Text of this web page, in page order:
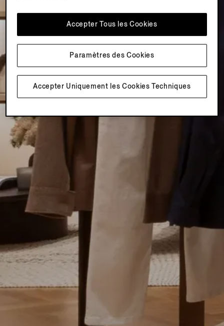
Accepter Uniquement les Cookies Techniques
Accepter Tous les Cookies
Paramètres des Cookies